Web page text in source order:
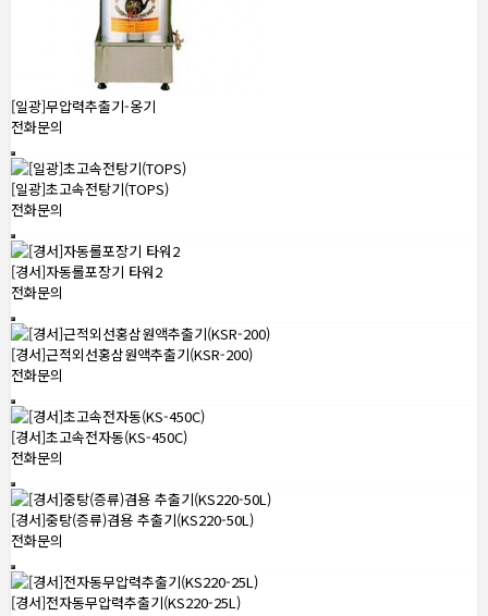
[일광]무압력추출기-옹기
전화문의
[일광]초고속전탕기(TOPS)
전화문의
[경서]자동롤포장기 타워2
전화문의
[경서]근적외선홍삼원액추출기(KSR-200)
전화문의
[경서]초고속전자동(KS-450C)
전화문의
[경서]중탕(증류)겸용 추출기(KS220-50L)
전화문의
[경서]전자동무압력추출기(KS220-25L)